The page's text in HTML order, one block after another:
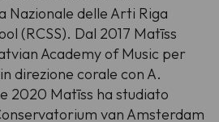
Nazionale delle Arti Riga
(RCSS). Dal 2017 Matīss
Academy of Music per
direzione corale con A.
2020 Matīss ha studiato
van Amsterdam